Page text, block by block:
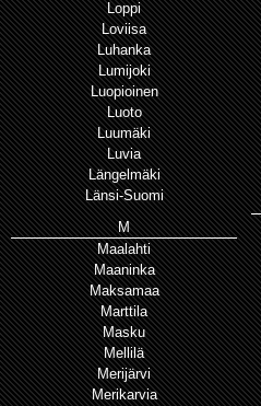
Loppi
Loviisa
Luhanka
Lumijoki
Luopioinen
Luoto
Luumäki
Luvia
Längelmäki
Länsi-Suomi
M
Maalahti
Maaninka
Maksamaa
Marttila
Masku
Mellilä
Merijärvi
Merikarvia